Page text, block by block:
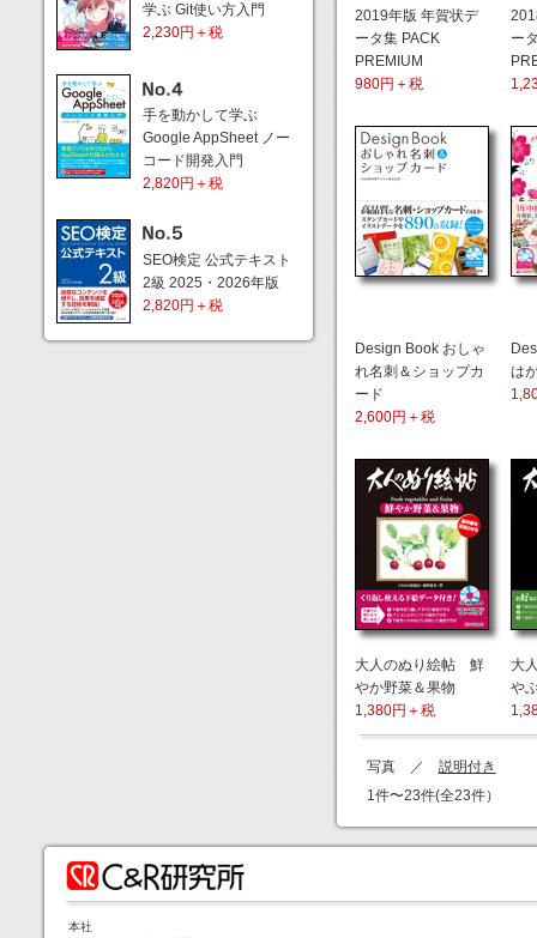
学ぶ Git使い方入門
2,230円＋税
手を動かして学ぶ
Google AppSheet ノー
コード開発入門
2,820円＋税
SEO検定 公式テキスト
2級 2025・2026年版
2,820円＋税
2019年版 年賀状デ
ータ集 PACK
PREMIUM
980円＋税
ー
Design Book おしゃ
れ名刺＆ショップカ
ード
2,600円＋税
は
大人のぬり絵帖 鮮
やか野菜＆果物
1,380円＋税
大
や
写真 ／ 説明付き
1件〜23件(全23件）
本社